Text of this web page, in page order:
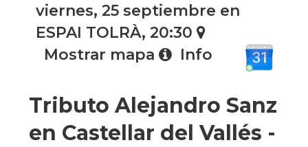
viernes, 25 septiembre en
ESPAI TOLRÀ, 20:30
Mostrar mapa
Info
Tributo Alejandro Sanz
en Castellar del Vallés -